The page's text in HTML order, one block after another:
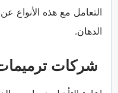
التعامل مع هذه الأنواع
الدهان.
شركات ترميمات